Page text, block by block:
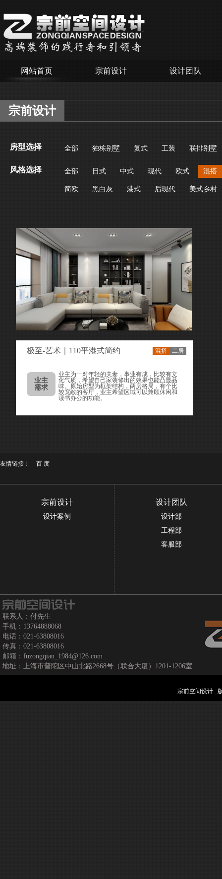
网站首页 宗前设计 设计团队
宗前设计
房型选择 全部 独栋别墅 复式 工装 联排别墅
风格选择 全部 日式 中式 现代 欧式 混搭
简欧 黑白灰 港式 后现代 美式乡村
极至-艺术｜110平港式简约 二房
混搭
业主
需求
业主为一对年轻的夫妻，事业有成，比较有文
化气质，希望自己家装修出的效果也能凸显品
味。原始房型为框架结构，两房格局，有个比
较宽敞的客厅，业主希望区域可以兼顾休闲和
读书办公的功能。
友情链接： 百 度
宗前设计
设计案例
设计团队
设计部
工程部
客服部
联系人：付先生
手机：13764888068
电话：021-63808016
传真：021-63808016
邮箱：fuzongqian_1984@126.com
地址：上海市普陀区中山北路2668号（联合大厦）1201-1206室
宗前空间设计